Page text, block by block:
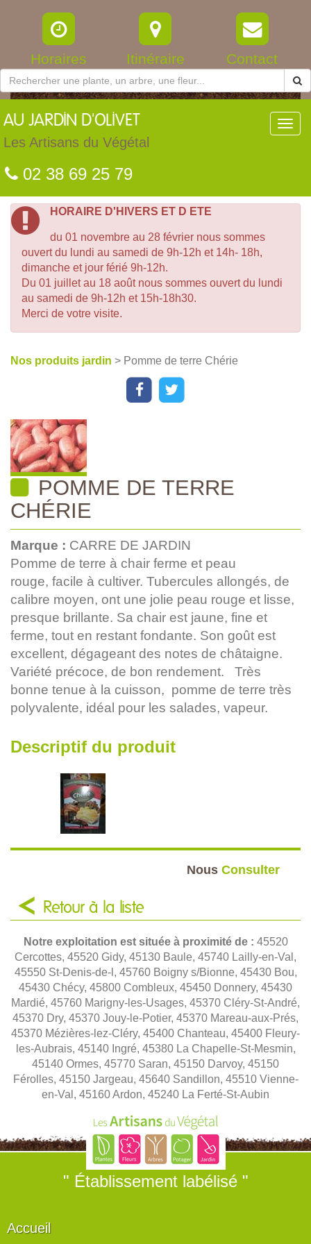
Horaires Itinéraire Contact
AU JARDIN D'OLIVET
Les Artisans du Végétal
02 38 69 25 79
HORAIRE D'HIVERS ET D ETE
du 01 novembre au 28 février nous sommes
ouvert du lundi au samedi de 9h-12h et 14h- 18h,
dimanche et jour férié 9h-12h.
Du 01 juillet au 18 août nous sommes ouvert du lundi
au samedi de 9h-12h et 15h-18h30.
Merci de votre visite.
Nos produits jardin > Pomme de terre Chérie
POMME DE TERRE
CHÉRIE
Marque : CARRE DE JARDIN
Pomme de terre à chair ferme et peau
rouge, facile à cultiver. Tubercules allongés, de
calibre moyen, ont une jolie peau rouge et lisse,
presque brillante. Sa chair est jaune, fine et
ferme, tout en restant fondante. Son goût est
excellent, dégageant des notes de châtaigne.
Variété précoce, de bon rendement. Très
bonne tenue à la cuisson, pomme de terre très
polyvalente, idéal pour les salades, vapeur.
Descriptif du produit
Nous Consulter
Retour à la liste
Notre exploitation est située à proximité de : 45520
Cercottes, 45520 Gidy, 45130 Baule, 45740 Lailly-en-Val,
45550 St-Denis-de-l, 45760 Boigny s/Bionne, 45430 Bou,
45430 Chécy, 45800 Combleux, 45450 Donnery, 45430
Mardié, 45760 Marigny-les-Usages, 45370 Cléry-St-André,
45370 Dry, 45370 Jouy-le-Potier, 45370 Mareau-aux-Prés,
45370 Mézières-lez-Cléry, 45400 Chanteau, 45400 Fleury-
les-Aubrais, 45140 Ingré, 45380 La Chapelle-St-Mesmin,
45140 Ormes, 45770 Saran, 45150 Darvoy, 45150
Férolles, 45150 Jargeau, 45640 Sandillon, 45510 Vienne-
en-Val, 45160 Ardon, 45240 La Ferté-St-Aubin
" Établissement labélisé "
Accueil